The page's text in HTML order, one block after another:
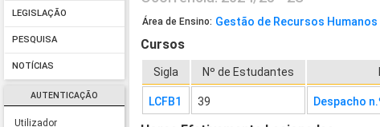
LEGISLAÇÃO
PESQUISA
NOTÍCIAS
AUTENTICAÇÃO
Utilizador
Área de Ensino: Gestão de Recursos Humanos
Cursos
Sigla Nº de Estudantes
LCFB1 39 Despacho